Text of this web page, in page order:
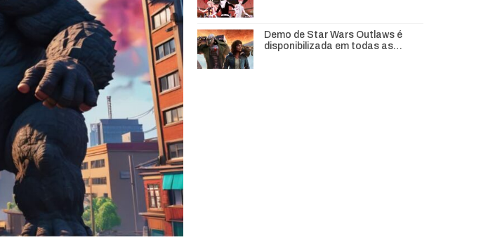
Demo de Star Wars Outlaws é
disponibilizada em todas as…